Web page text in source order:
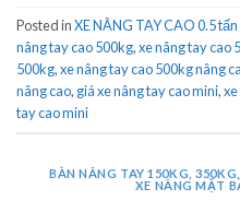
Posted inXE NÂNG TAY CAO 0.5 tấn
nâng tay cao 500kg,xe nâng tay cao
500kg,xe nâng tay cao 500kg nâng
nâng cao, giá xe nâng tay cao mini,
tay cao mini
BÀN NÂNG TAY 150KG,
XE NÂNG MẶT